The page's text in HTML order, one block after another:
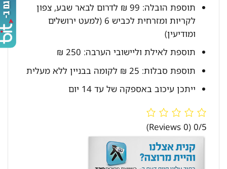
תוספת הובלה: 99 ₪ לדרום לבאר שבע, צפון
לקריות ומזרחית לכביש 6 (למעט ירושלים
ומודיעין)
תוספת לאילת וליישובי הערבה: 250 ₪
תוספת סבלות: 25 ₪ לקומה בבניין ללא מעלית
ייתכן עיכוב באספקה של עד 14 יום
0/5
(0 Reviews)